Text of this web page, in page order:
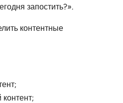
запостить?».
контентные